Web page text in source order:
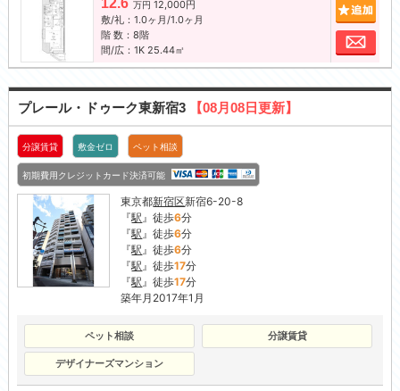
12.6 万円 12,000円
敷/礼：1.0ヶ月/1.0ヶ月
階 数：8階
間/広：1K 25.44㎡
お
プレール・ドゥーク東新宿3 【08月08日更新】
分譲賃貸 敷金ゼロ ペット相談
初期費用クレジットカード決済可能
東京都新宿区新宿6-20-8
『駅 』徒歩6分
『駅 』徒歩6分
『駅 』徒歩6分
『駅 』徒歩17分
『駅 』徒歩17分
築年月2017年1月
ペット相談 分譲賃貸
デザイナーズマンション